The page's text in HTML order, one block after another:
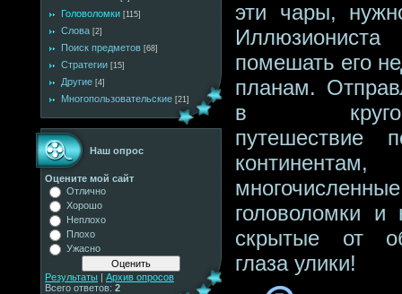
Головоломки [115]
Слова [2]
Поиск предметов [68]
Стратегии [15]
Другие [4]
Многопользовательские [21]
Наш опрос
Оцените мой сайт
Отлично
Хорошо
Неплохо
Плохо
Ужасно
Результаты | Архив опросов
Всего ответов: 2
эти чары,
помешать его
планам.
в
путешествие
континентам,
многочисленные
головоломки и
скрытые от
глаза улики!